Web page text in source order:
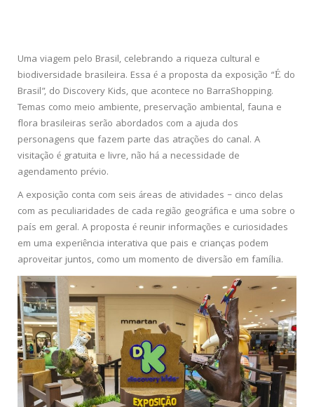
Uma viagem pelo Brasil, celebrando a riqueza cultural e
biodiversidade brasileira. Essa é a proposta da exposição “É do
Brasil”, do Discovery Kids, que acontece no BarraShopping.
Temas como meio ambiente, preservação ambiental, fauna e
flora brasileiras serão abordados com a ajuda dos
personagens que fazem parte das atrações do canal. A
visitação é gratuita e livre, não há a necessidade de
agendamento prévio.
A exposição conta com seis áreas de atividades – cinco delas
com as peculiaridades de cada região geográfica e uma sobre o
país em geral. A proposta é reunir informações e curiosidades
em uma experiência interativa que pais e crianças podem
aproveitar juntos, como um momento de diversão em família.